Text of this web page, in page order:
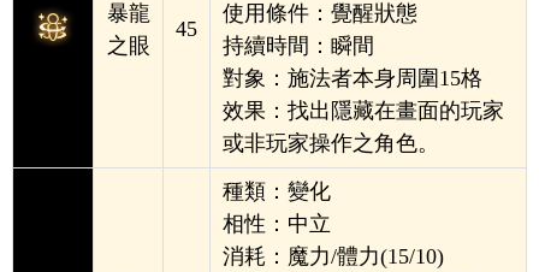
暴龍
之眼
45
使用條件：覺醒狀態
持續時間：瞬間
對象：施法者本身周圍15格
效果：找出隱藏在畫面的玩家
或非玩家操作之角色。
種類：變化
相性：中立
消耗：魔力/體力(15/10)